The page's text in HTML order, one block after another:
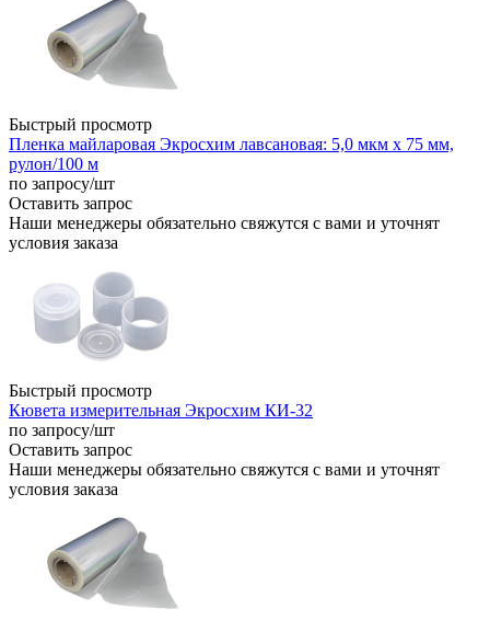
Быстрый просмотр
Пленка майларовая Экросхим лавсановая: 5,0 мкм х 75 мм,
рулон/100 м
по запросу/шт
Оставить запрос
Наши менеджеры обязательно свяжутся с вами и уточнят
условия заказа
Быстрый просмотр
Кювета измерительная Экросхим КИ-32
по запросу/шт
Оставить запрос
Наши менеджеры обязательно свяжутся с вами и уточнят
условия заказа